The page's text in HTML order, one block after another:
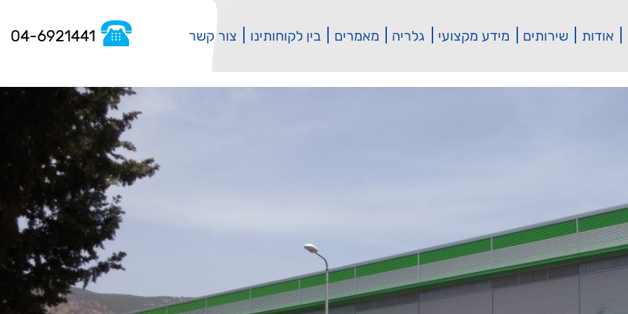
אודות שירותים מידע מקצועי גלריה מאמרים בין לקוחותינו צור קשר 04-6921441